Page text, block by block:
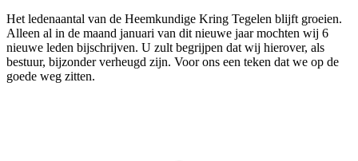
Het ledenaantal van de Heemkundige Kring Tegelen blijft groeien.
Alleen al in de maand januari van dit nieuwe jaar mochten wij 6
nieuwe leden bijschrijven. U zult begrijpen dat wij hierover, als
bestuur, bijzonder verheugd zijn. Voor ons een teken dat we op de
goede weg zitten.